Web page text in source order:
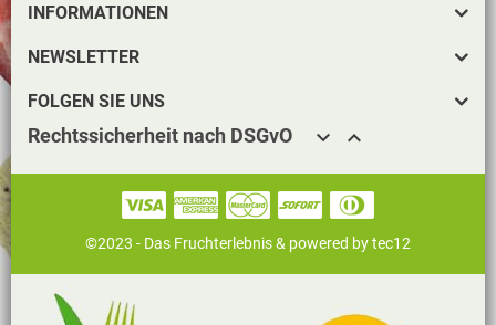
INFORMATIONEN
NEWSLETTER
FOLGEN SIE UNS
Rechtssicherheit nach DSGvO  
©2023 - Das Fruchterlebnis & powered by tec12